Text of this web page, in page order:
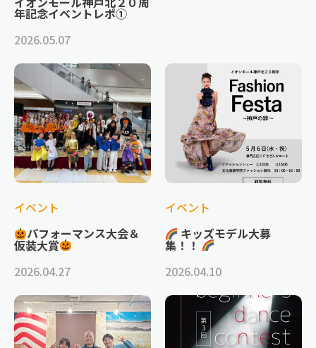
年記念イベントレポ①
2026.05.07
イベント
パフォーマンス大会＆
仮装大賞
2026.04.27
イベント
キッズモデル大募
集！！
2026.04.10